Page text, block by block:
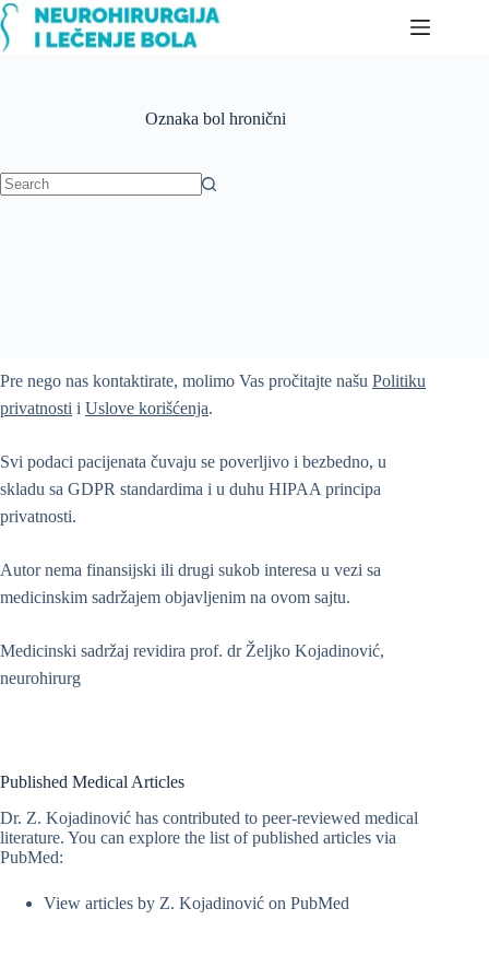
Skip
to
content
Oznaka bol hronični
Pre nego nas kontaktirate, molimo Vas pročitajte našu Politiku
privatnosti i Uslove korišćenja.
Svi podaci pacijenata čuvaju se poverljivo i bezbedno, u
skladu sa GDPR standardima i u duhu HIPAA principa
privatnosti.
Autor nema finansijski ili drugi sukob interesa u vezi sa
medicinskim sadržajem objavljenim na ovom sajtu.
Medicinski sadržaj revidira prof. dr Željko Kojadinović,
neurohirurg
Published Medical Articles
Dr. Z. Kojadinović has contributed to peer-reviewed medical
literature. You can explore the list of published articles via
PubMed:
View articles by Z. Kojadinović on PubMed